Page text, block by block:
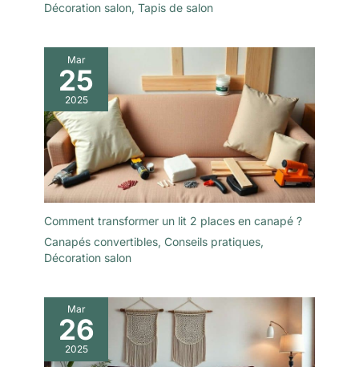
Décoration salon, Tapis de salon
Mar
25
2025
Comment transformer un lit 2 places en canapé ?
Canapés convertibles, Conseils pratiques,
Décoration salon
Mar
26
2025